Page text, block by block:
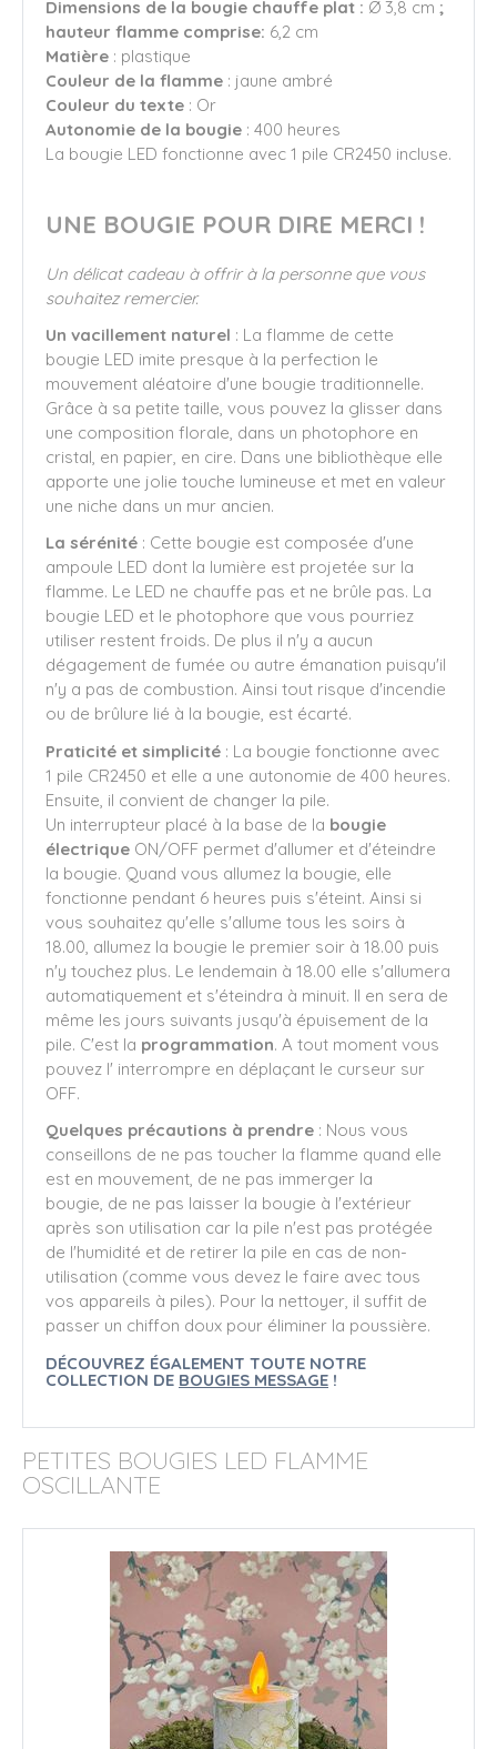
Dimensions de la bougie chauffe plat : Ø 3,8 cm ;
hauteur flamme comprise: 6,2 cm
Matière : plastique
Couleur de la flamme : jaune ambré
Couleur du texte : Or
Autonomie de la bougie : 400 heures
La bougie LED fonctionne avec 1 pile CR2450 incluse.
UNE BOUGIE POUR DIRE MERCI !
Un délicat cadeau à offrir à la personne que vous
souhaitez remercier.
Un vacillement naturel : La flamme de cette
bougie LED imite presque à la perfection le
mouvement aléatoire d'une bougie traditionnelle.
Grâce à sa petite taille, vous pouvez la glisser dans
une composition florale, dans un photophore en
cristal, en papier, en cire. Dans une bibliothèque elle
apporte une jolie touche lumineuse et met en valeur
une niche dans un mur ancien.
La sérénité : Cette bougie est composée d'une
ampoule LED dont la lumière est projetée sur la
flamme. Le LED ne chauffe pas et ne brûle pas. La
bougie LED et le photophore que vous pourriez
utiliser restent froids. De plus il n'y a aucun
dégagement de fumée ou autre émanation puisqu'il
n'y a pas de combustion. Ainsi tout risque d'incendie
ou de brûlure lié à la bougie, est écarté.
Praticité et simplicité : La bougie fonctionne avec
1 pile CR2450 et elle a une autonomie de 400 heures.
Ensuite, il convient de changer la pile.
Un interrupteur placé à la base de la bougie
électrique ON/OFF permet d'allumer et d'éteindre
la bougie. Quand vous allumez la bougie, elle
fonctionne pendant 6 heures puis s'éteint. Ainsi si
vous souhaitez qu'elle s'allume tous les soirs à
18.00, allumez la bougie le premier soir à 18.00 puis
n'y touchez plus. Le lendemain à 18.00 elle s'allumera
automatiquement et s'éteindra à minuit. Il en sera de
même les jours suivants jusqu'à épuisement de la
pile. C'est la programmation. A tout moment vous
pouvez l' interrompre en déplaçant le curseur sur
OFF.
Quelques précautions à prendre : Nous vous
conseillons de ne pas toucher la flamme quand elle
est en mouvement, de ne pas immerger la
bougie, de ne pas laisser la bougie à l'extérieur
après son utilisation car la pile n'est pas protégée
de l'humidité et de retirer la pile en cas de non-
utilisation (comme vous devez le faire avec tous
vos appareils à piles). Pour la nettoyer, il suffit de
passer un chiffon doux pour éliminer la poussière.
DÉCOUVREZ ÉGALEMENT TOUTE NOTRE
COLLECTION DE BOUGIES MESSAGE !
PETITES BOUGIES LED FLAMME
OSCILLANTE